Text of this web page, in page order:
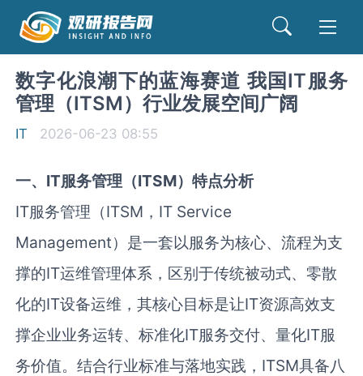
数字化浪潮下的蓝海赛道 我国IT服务
管理（ITSM）‌‌‌行业发展空间广阔
IT 2026-06-23 08:55
一、IT服务管理（ITSM）特点分析
IT服务管理（ITSM，IT Service
Management）是一套以服务为核心、流程为支
撑的IT运维管理体系，区别于传统被动式、零散
化的IT设备运维，其核心目标是让IT资源高效支
撑企业业务运转、标准化IT服务交付、量化IT服
务价值。结合行业标准与落地实践，ITSM具备八